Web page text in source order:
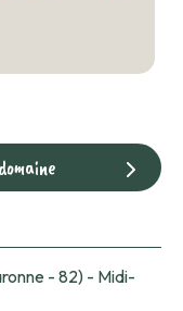
- 82) - Midi-